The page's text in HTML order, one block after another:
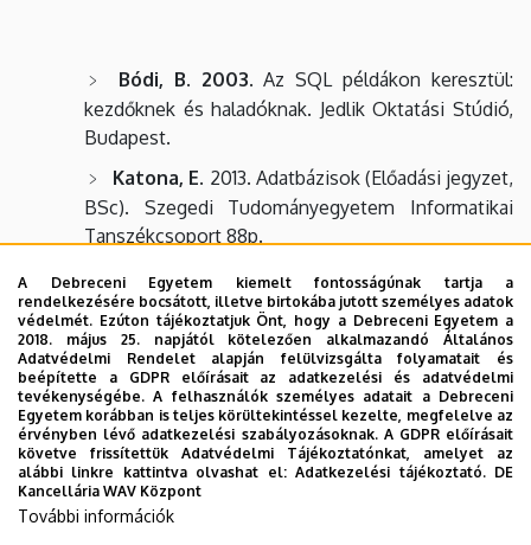
Bódi, B. 2003. Az SQL példákon keresztül:
kezdőknek és haladóknak. Jedlik Oktatási Stúdió,
Budapest.
Katona, E. 2013. Adatbázisok (Előadási jegyzet,
BSc). Szegedi Tudományegyetem Informatikai
Tanszékcsoport 88p.
Kende, M. – Kotsis, D. – Nagy, I. 2002.
Adatbázis-kezelés az Oracle-rendszerben. Panem,
Budapest
Szabó, B. 2013. Adatbázis fejlesztés és
üzemeltetés I. (Médiainformatikai Kiadványok).
Eszterházy Károly Főiskola, Eger.
Varga, I. 2004. Adatbázis-kezelő rendszerek
elméleti alapjai. Scientia Kiadó, Kolozsvár
A Debreceni Egyetem kiemelt fontosságúnak tartja a
rendelkezésére bocsátott, illetve birtokába jutott személyes adatok
védelmét. Ezúton tájékoztatjuk Önt, hogy a Debreceni Egyetem a
2018. május 25. napjától kötelezően alkalmazandó Általános
Adatvédelmi Rendelet alapján felülvizsgálta folyamatait és
beépítette a GDPR előírásait az adatkezelési és adatvédelmi
tevékenységébe. A felhasználók személyes adatait a Debreceni
Egyetem korábban is teljes körültekintéssel kezelte, megfelelve az
érvényben lévő adatkezelési szabályozásoknak. A GDPR előírásait
követve frissítettük Adatvédelmi Tájékoztatónkat, amelyet az
alábbi linkre kattintva olvashat el:Adatkezelési tájékoztató. DE
Kancellária WAV Központ
További információk